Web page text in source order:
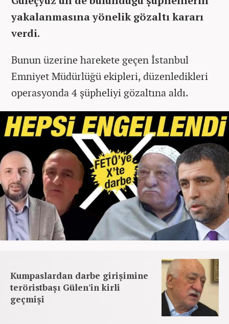
yakalanmasına yönelik gözaltı kararı
verdi.
Bunun üzerine harekete geçen İstanbul
Emniyet Müdürlüğü ekipleri, düzenledikleri
operasyonda 4 şüpheliyi gözaltına aldı.
Kumpaslardan darbe girişimine
teröristbaşı Gülen'in kirli
geçmişi